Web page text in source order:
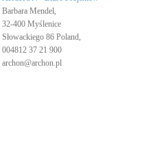
Barbara Mendel,
32-400 Myślenice
Słowackiego 86 Poland,
004812 37 21 900
archon@archon.pl